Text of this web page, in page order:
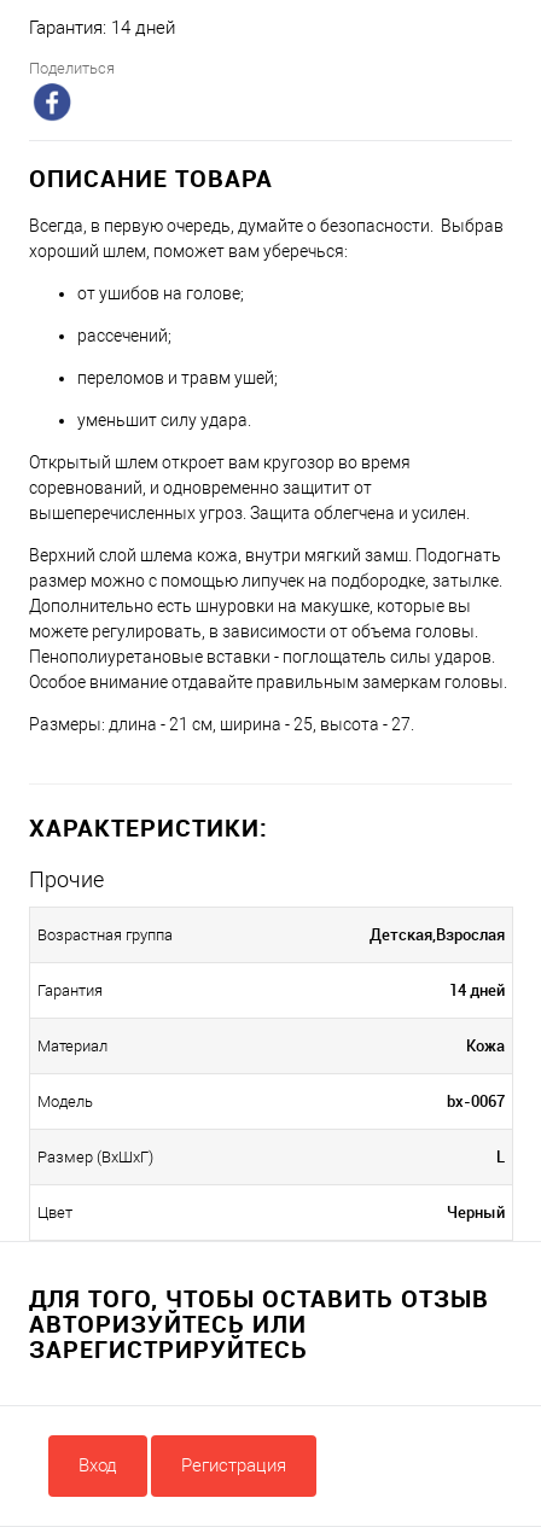
Гарантия: 14 дней
Поделиться
ОПИСАНИЕ ТОВАРА
Всегда, в первую очередь, думайте о безопасности. Выбрав
хороший шлем, поможет вам уберечься:
от ушибов на голове;
рассечений;
переломов и травм ушей;
уменьшит силу удара.
Открытый шлем откроет вам кругозор во время
соревнований, и одновременно защитит от
вышеперечисленных угроз. Защита облегчена и усилен.
Верхний слой шлема кожа, внутри мягкий замш. Подогнать
размер можно с помощью липучек на подбородке, затылке.
Дополнительно есть шнуровки на макушке, которые вы
можете регулировать, в зависимости от объема головы.
Пенополиуретановые вставки - поглощатель силы ударов.
Особое внимание отдавайте правильным замеркам головы.
Размеры: длина - 21 см, ширина - 25, высота - 27.
ХАРАКТЕРИСТИКИ:
Прочие
Возрастная группа Детская,Взрослая
Гарантия 14 дней
Материал Кожа
Модель bx-0067
Размер (ВхШхГ) L
Цвет Черный
ДЛЯ ТОГО, ЧТОБЫ ОСТАВИТЬ ОТЗЫВ
АВТОРИЗУЙТЕСЬ ИЛИ
ЗАРЕГИСТРИРУЙТЕСЬ
Вход Регистрация